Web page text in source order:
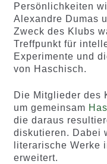
Persönlichkeiten
Alexandre Dumas
Zweck des Klubs
Treffpunkt für
Experimente und
von Haschisch.
Die Mitglieder des
um gemeinsam
die daraus
diskutieren. Dabei
literarische Werke
erweitert.